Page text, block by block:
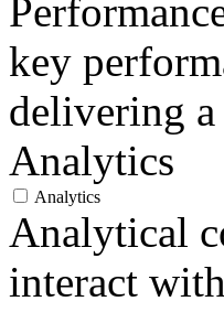
key
delivering
Analytics
Analytics
Analytical
interact